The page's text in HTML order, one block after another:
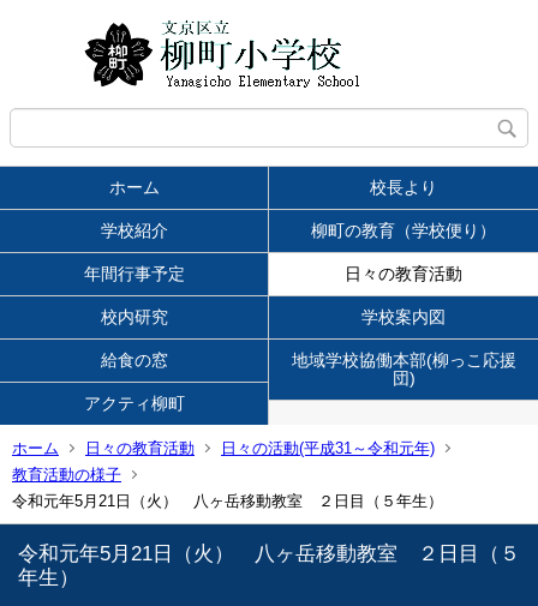
ホーム 校長より
学校紹介 柳町の教育（学校便り）
年間行事予定 日々の教育活動
校内研究 学校案内図
給食の窓
地域学校協働本部(柳っこ応援
団)
アクティ柳町
ホーム 日々の教育活動
日々の活動(平成31～令和元年)
教育活動の様子
令和元年5月21日（火） 八ヶ岳移動教室 ２日目（５年生）
令和元年5月21日（火） 八ヶ岳移動教室 ２日目（５
年生）